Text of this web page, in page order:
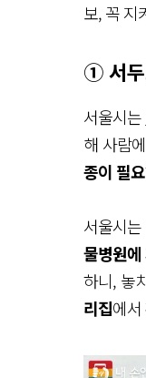
보, 꼭 지
① 서두
서울시는
해 사람
종이 필요
서울시
물병원
하니, 놓
리집에